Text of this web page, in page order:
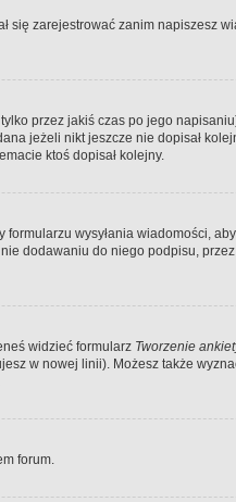
się zarejestrować zanim napiszesz
przez jakiś czas po jego
jeżeli nikt jeszcze nie dopisał
ktoś dopisał kolejny.
formularzu wysyłania wiadomości,
dodawaniu do niego podpisu,
widzieć formularz Tworzenie
w nowej linii). Możesz także
forum.